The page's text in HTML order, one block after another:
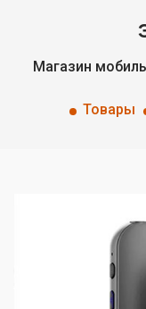
Магазин
Товары